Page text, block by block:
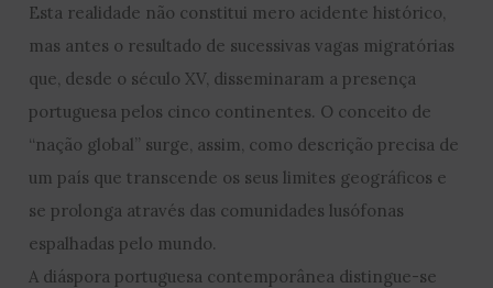
Esta realidade não constitui mero acidente histórico,
mas antes o resultado de sucessivas vagas migratórias
que, desde o século XV, disseminaram a presença
portuguesa pelos cinco continentes. O conceito de
“nação global” surge, assim, como descrição precisa de
um país que transcende os seus limites geográficos e
se prolonga através das comunidades lusófonas
espalhadas pelo mundo.
A diáspora portuguesa contemporânea distingue-se